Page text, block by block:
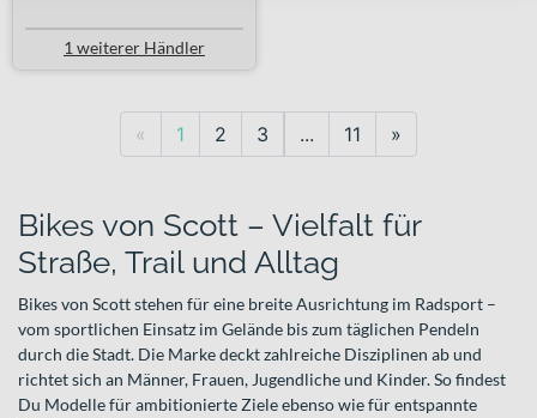
1 weiterer Händler
« Previous
1 2 3 ... 11 »
Bikes von Scott – Vielfalt für
Straße, Trail und Alltag
Bikes von Scott stehen für eine breite Ausrichtung im Radsport –
vom sportlichen Einsatz im Gelände bis zum täglichen Pendeln
durch die Stadt. Die Marke deckt zahlreiche Disziplinen ab und
richtet sich an Männer, Frauen, Jugendliche und Kinder. So findest
Du Modelle für ambitionierte Ziele ebenso wie für entspannte